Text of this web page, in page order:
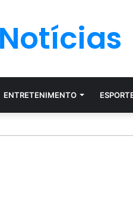
Notícias
ENTRETENIMENTO